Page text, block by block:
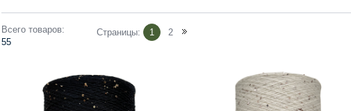
Всего товаров:
55
Страницы: 1 2